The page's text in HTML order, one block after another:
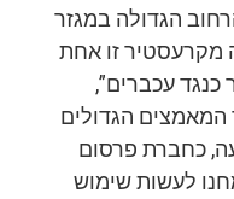
הגדולה במגזר
מקרעסטיר זו אחת
כנגד עכברים”,
המאמצים הגדולים
כחברת פרסום
לעשות שימוש